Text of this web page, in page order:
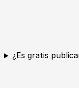
¿Es gratis